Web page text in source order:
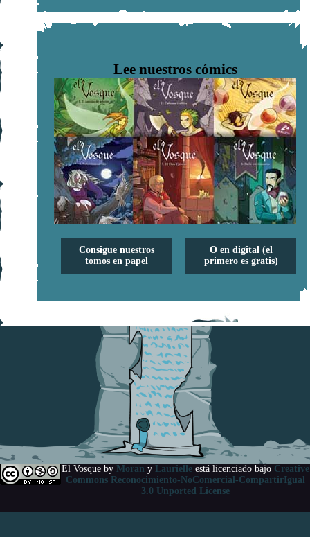
Lee nuestros cómics
Consigue nuestros
tomos en papel
O en digital (el
primero es gratis)
El Vosque by Moran y Laurielle está licenciado bajo Creative
Commons Reconocimiento-NoComercial-CompartirIgual
3.0 Unported License